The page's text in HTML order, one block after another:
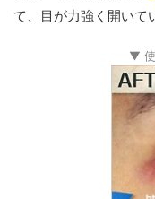
て、目が力強く開いて
▼ 使